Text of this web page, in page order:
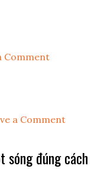
Comment
a Comment
sóng đúng cách